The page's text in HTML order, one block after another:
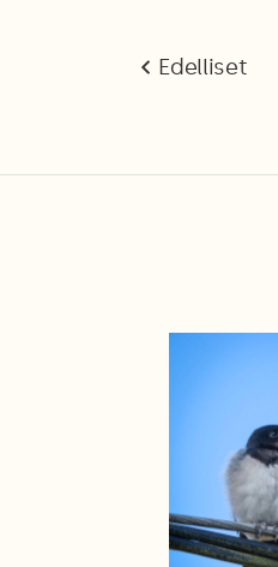
Edelliset